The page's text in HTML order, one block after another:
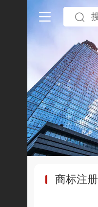
商标注册